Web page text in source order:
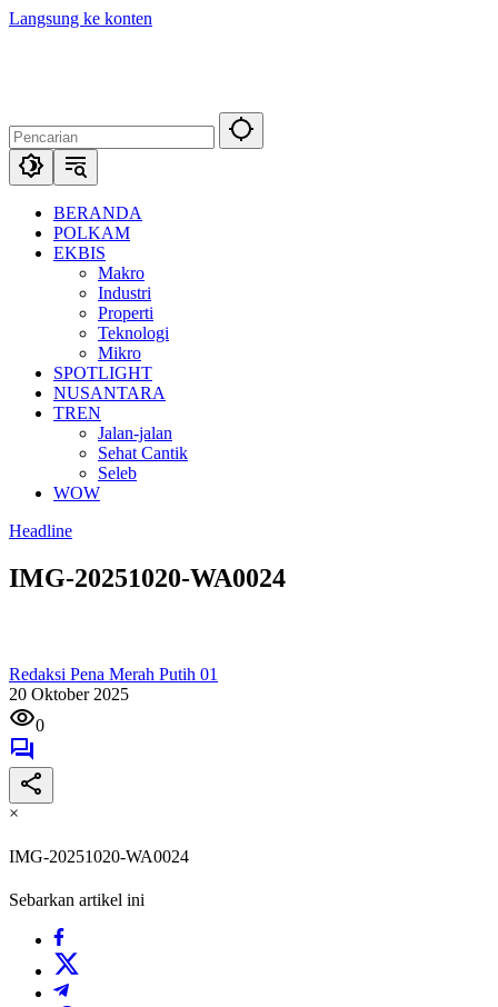
Langsung ke konten
BERANDA
POLKAM
EKBIS
Makro
Industri
Properti
Teknologi
Mikro
SPOTLIGHT
NUSANTARA
TREN
Jalan-jalan
Sehat Cantik
Seleb
WOW
Headline
IMG-20251020-WA0024
Redaksi Pena Merah Putih 01
20 Oktober 2025
0
×
IMG-20251020-WA0024
Sebarkan artikel ini